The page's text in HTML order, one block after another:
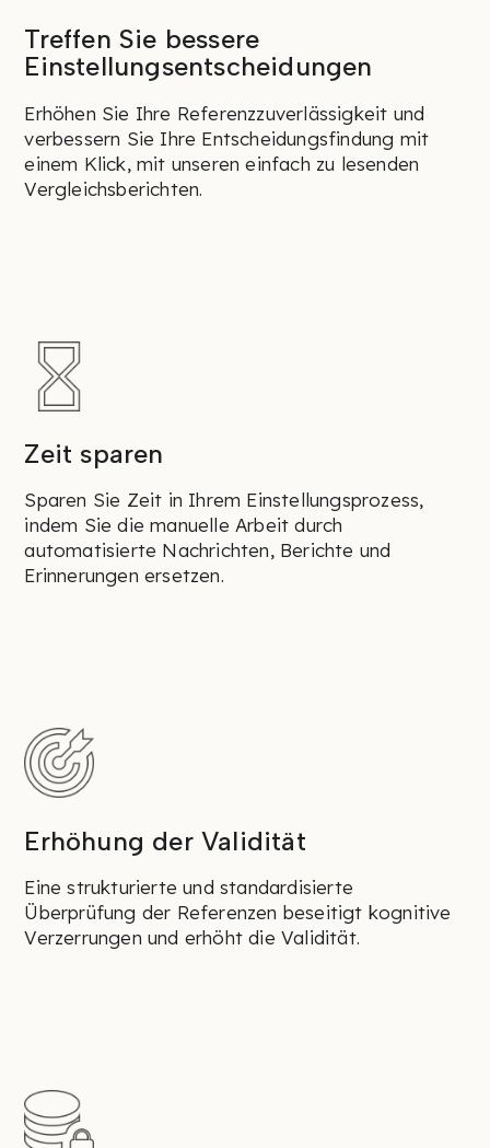
Treffen Sie bessere
Einstellungsentscheidungen
Erhöhen Sie Ihre Referenzzuverlässigkeit und
verbessern Sie Ihre Entscheidungsfindung mit
einem Klick, mit unseren einfach zu lesenden
Vergleichsberichten.
Zeit sparen
Sparen Sie Zeit in Ihrem Einstellungsprozess,
indem Sie die manuelle Arbeit durch
automatisierte Nachrichten, Berichte und
Erinnerungen ersetzen.
Erhöhung der Validität
Eine strukturierte und standardisierte
Überprüfung der Referenzen beseitigt kognitive
Verzerrungen und erhöht die Validität.